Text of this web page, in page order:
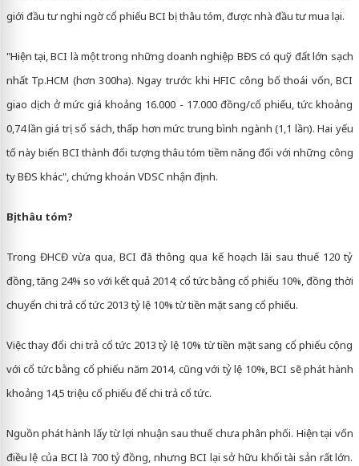
giới đầu tư nghi ngờ cổ phiếu BCI bị thâu tóm, được nhà đầu tư mua lại.
"Hiện tại, BCI là một trong những doanh nghiệp BĐS có quỹ đất lớn sạch
nhất Tp.HCM (hơn 300ha). Ngay trước khi HFIC công bố thoái vốn, BCI
giao dịch ở mức giá khoảng 16.000 - 17.000 đồng/cổ phiếu, tức khoảng
0,74 lần giá trị sổ sách, thấp hơn mức trung bình ngành (1,1 lần). Hai yếu
tố này biến BCI thành đối tượng thâu tóm tiềm năng đối với những công
ty BĐS khác", chứng khoán VDSC nhận định.
Bị thâu tóm?
Trong ĐHCĐ vừa qua, BCI đã thông qua kế hoạch lãi sau thuế 120 tỷ
đồng, tăng 24% so với kết quả 2014; cổ tức bằng cổ phiếu 10%, đồng thời
chuyển chi trả cổ tức 2013 tỷ lệ 10% từ tiền mặt sang cổ phiếu.
Việc thay đổi chi trả cổ tức 2013 tỷ lệ 10% từ tiền mặt sang cổ phiếu cộng
với cổ tức bằng cổ phiếu năm 2014, cũng với tỷ lệ 10%, BCI sẽ phát hành
khoảng 14,5 triệu cổ phiếu để chi trả cổ tức.
Nguồn phát hành lấy từ lợi nhuận sau thuế chưa phân phối. Hiện tại vốn
điều lệ của BCI là 700 tỷ đồng, nhưng BCI lại sở hữu khối tài sản rất lớn.